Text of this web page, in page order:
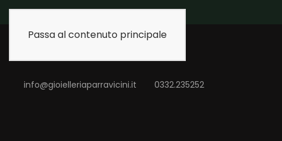
Passa al contenuto principale
Spedizione gratuita da
info@gioielleriaparravicini.it 0332.235252